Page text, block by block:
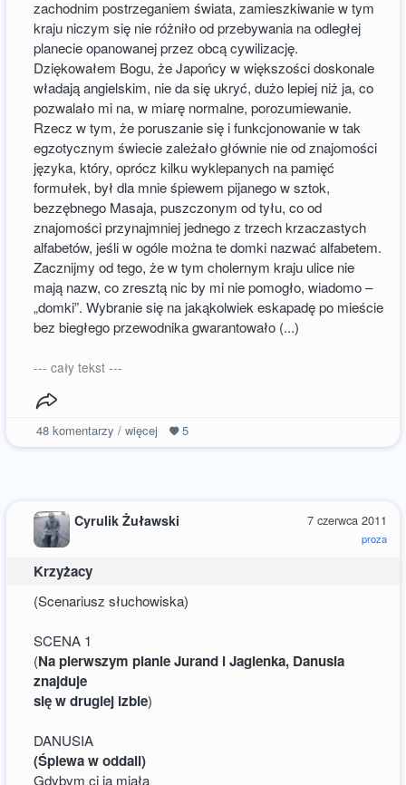
zachodnim postrzeganiem świata, zamieszkiwanie w tym
kraju niczym się nie różniło od przebywania na odległej
planecie opanowanej przez obcą cywilizację.
Dziękowałem Bogu, że Japońcy w większości doskonale
władają angielskim, nie da się ukryć, dużo lepiej niż ja, co
pozwalało mi na, w miarę normalne, porozumiewanie.
Rzecz w tym, że poruszanie się i funkcjonowanie w tak
egzotycznym świecie zależało głównie nie od znajomości
języka, który, oprócz kilku wyklepanych na pamięć
formułek, był dla mnie śpiewem pijanego w sztok,
bezzębnego Masaja, puszczonym od tyłu, co od
znajomości przynajmniej jednego z trzech krzaczastych
alfabetów, jeśli w ogóle można te domki nazwać alfabetem.
Zacznijmy od tego, że w tym cholernym kraju ulice nie
mają nazw, co zresztą nic by mi nie pomogło, wiadomo –
„domki”. Wybranie się na jakąkolwiek eskapadę po mieście
bez biegłego przewodnika gwarantowało (...)
--- cały tekst ---
48komentarzy / więcej 5
7 czerwca 2011
proza
Cyrulik Żuławski
Krzyżacy
(Scenariusz słuchowiska)
SCENA 1
(Na pierwszym planie Jurand i Jagienka, Danusia
znajduje
się w drugiej izbie)
DANUSIA
(Śpiewa w oddali)
Gdybym ci ja miała